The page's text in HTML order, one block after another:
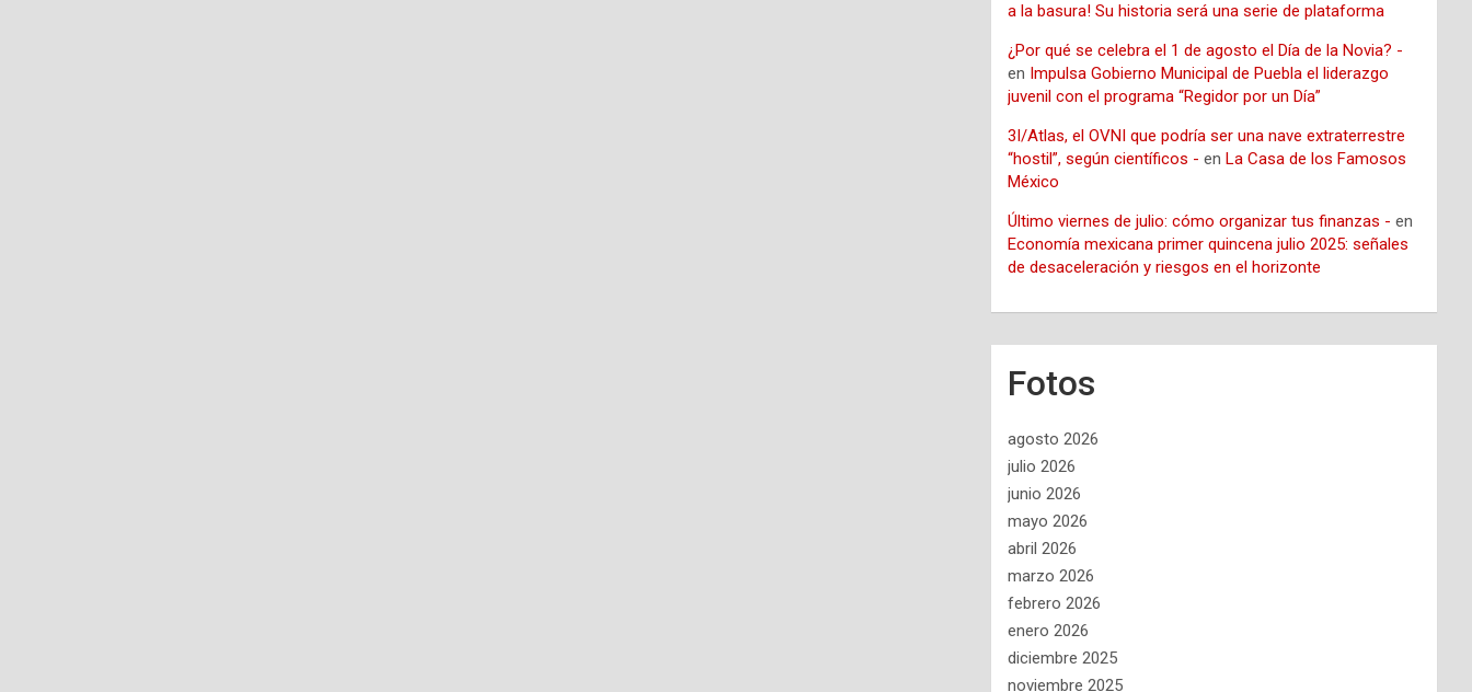
a la basura! Su historia será una serie de plataforma
¿Por qué se celebra el 1 de agosto el Día de la Novia? -
en Impulsa Gobierno Municipal de Puebla el liderazgo
juvenil con el programa “Regidor por un Día”
3I/Atlas, el OVNI que podría ser una nave extraterrestre
“hostil”, según científicos - enLa Casa de los Famosos
México
Último viernes de julio: cómo organizar tus finanzas - en
Economía mexicana primer quincena julio 2025: señales
de desaceleración y riesgos en el horizonte
Fotos
agosto 2026
julio 2026
junio 2026
mayo 2026
abril 2026
marzo 2026
febrero 2026
enero 2026
diciembre 2025
noviembre 2025